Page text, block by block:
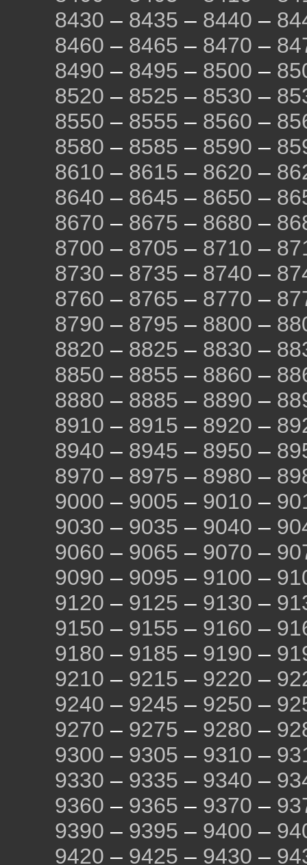
8430 – 8435 – 8440 –
8460 – 8465 – 8470 –
8490 – 8495 – 8500 –
8520 – 8525 – 8530 –
8550 – 8555 – 8560 –
8580 – 8585 – 8590 –
8610 – 8615 – 8620 –
8640 – 8645 – 8650 –
8670 – 8675 – 8680 –
8700 – 8705 – 8710 –
8730 – 8735 – 8740 –
8760 – 8765 – 8770 –
8790 – 8795 – 8800 –
8820 – 8825 – 8830 –
8850 – 8855 – 8860 –
8880 – 8885 – 8890 –
8910 – 8915 – 8920 –
8940 – 8945 – 8950 –
8970 – 8975 – 8980 –
9000 – 9005 – 9010 –
9030 – 9035 – 9040 –
9060 – 9065 – 9070 –
9090 – 9095 – 9100 –
9120 – 9125 – 9130 –
9150 – 9155 – 9160 –
9180 – 9185 – 9190 –
9210 – 9215 – 9220 –
9240 – 9245 – 9250 –
9270 – 9275 – 9280 –
9300 – 9305 – 9310 –
9330 – 9335 – 9340 –
9360 – 9365 – 9370 –
9390 – 9395 – 9400 –
9420 – 9425 – 9430 –